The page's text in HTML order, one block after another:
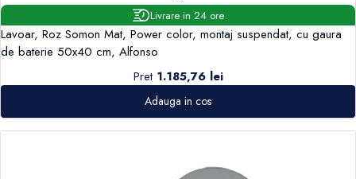
Livrare in 24 ore
Lavoar, Roz Somon Mat, Power color, montaj suspendat, cu gaura
de baterie 50x40 cm, Alfonso
Pret 1.185,76 lei
Adauga in cos